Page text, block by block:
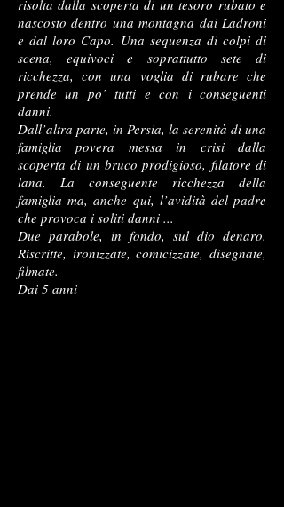
risolta dalla scoperta di un tesoro rubato e
nascosto dentro una montagna dai Ladroni
e dal loro Capo. Una sequenza di colpi di
scena, equivoci e soprattutto sete di
ricchezza, con una voglia di rubare che
prende un po’ tutti e con i conseguenti
danni.
Dall’altra parte, in Persia, la serenità di una
famiglia povera messa in crisi dalla
scoperta di un bruco prodigioso, filatore di
lana. La conseguente ricchezza della
famiglia ma, anche qui, l’avidità del padre
che provoca i soliti danni ...
Due parabole, in fondo, sul dio denaro.
Riscritte, ironizzate, comicizzate, disegnate,
filmate.
Dai 5 anni